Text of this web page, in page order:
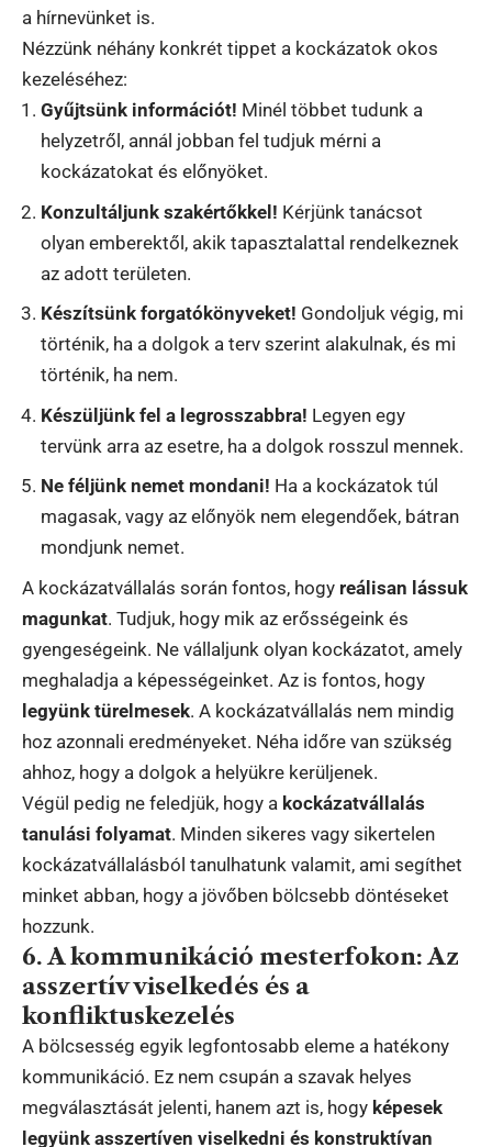
a hírnevünket is.
Nézzünk néhány konkrét tippet a kockázatok okos
kezeléséhez:
Gyűjtsünk információt! Minél többet tudunk a
helyzetről, annál jobban fel tudjuk mérni a
kockázatokat és előnyöket.
Konzultáljunk szakértőkkel! Kérjünk tanácsot
olyan emberektől, akik tapasztalattal rendelkeznek
az adott területen.
Készítsünk forgatókönyveket! Gondoljuk végig, mi
történik, ha a dolgok a terv szerint alakulnak, és mi
történik, ha nem.
Készüljünk fel a legrosszabbra! Legyen egy
tervünk arra az esetre, ha a dolgok rosszul mennek.
Ne féljünk nemet mondani! Ha a kockázatok túl
magasak, vagy az előnyök nem elegendőek, bátran
mondjunk nemet.
A kockázatvállalás során fontos, hogy reálisan lássuk
magunkat. Tudjuk, hogy mik az erősségeink és
gyengeségeink. Ne vállaljunk olyan kockázatot, amely
meghaladja a képességeinket. Az is fontos, hogy
legyünk türelmesek. A kockázatvállalás nem mindig
hoz azonnali eredményeket. Néha időre van szükség
ahhoz, hogy a dolgok a helyükre kerüljenek.
Végül pedig ne feledjük, hogy a kockázatvállalás
tanulási folyamat. Minden sikeres vagy sikertelen
kockázatvállalásból tanulhatunk valamit, ami segíthet
minket abban, hogy a jövőben bölcsebb döntéseket
hozzunk.
6. A kommunikáció mesterfokon: Az
asszertív viselkedés és a
konfliktuskezelés
A bölcsesség egyik legfontosabb eleme a hatékony
kommunikáció. Ez nem csupán a szavak helyes
megválasztását jelenti, hanem azt is, hogy képesek
legyünk asszertíven viselkedni és konstruktívan